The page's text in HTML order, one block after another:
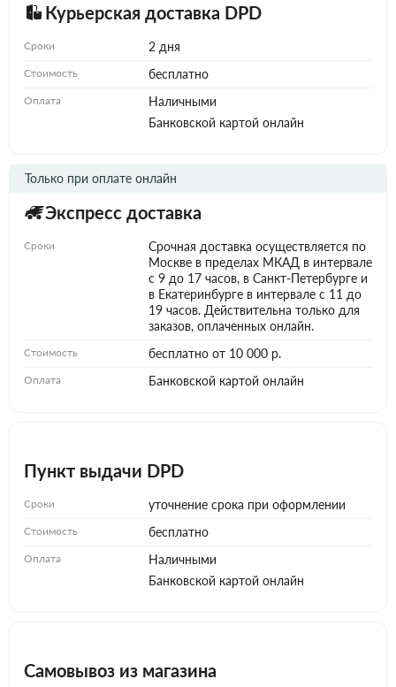
Курьерская доставка DPD
Сроки 2 дня
Стоимость бесплатно
Оплата
Наличными
Банковской картой онлайн
Экспресс доставка
Только при оплате онлайн
Сроки
Срочная доставка осуществляется по
Москве в пределах МКАД в интервале
с 9 до 17 часов, в Санкт-Петербурге и
в Екатеринбурге в интервале с 11 до
19 часов. Действительна только для
заказов, оплаченных онлайн.
Стоимость бесплатно от 10 000 р.
Оплата Банковской картой онлайн
Пункт выдачи DPD
Сроки уточнение срока при оформлении
Стоимость бесплатно
Оплата
Наличными
Банковской картой онлайн
Самовывоз из магазина